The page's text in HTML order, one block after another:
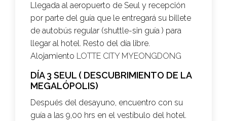
Llegada al aeropuerto de Seul y recepción
por parte del guía que le entregará su billete
de autobús regular (shuttle-sin guía ) para
llegar al hotel. Resto del día libre.
Alojamiento LOTTE CITY MYEONGDONG
DÍA 3 SEUL ( DESCUBRIMIENTO DE LA
MEGALÓPOLIS)
Después del desayuno, encuentro con su
guía a las 9,00 hrs en el vestíbulo del hotel.